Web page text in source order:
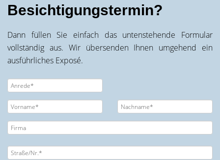
Besichtigungstermin?
Dann füllen Sie einfach das untenstehende Formular
vollständig aus. Wir übersenden Ihnen umgehend ein
ausführliches Exposé.